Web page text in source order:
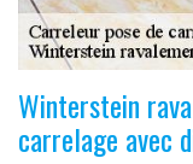
Winterstein
carrelage avec